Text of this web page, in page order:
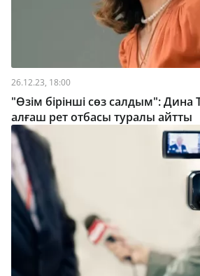
26.12.23, 18:00
"Өзім бірінші сөз салдым": Дина
алғаш рет отбасы туралы айтты